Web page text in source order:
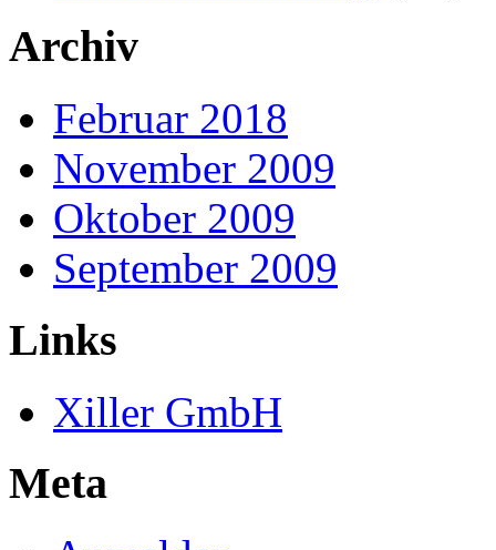
Archiv
Februar 2018
November 2009
Oktober 2009
September 2009
Links
Xiller GmbH
Meta